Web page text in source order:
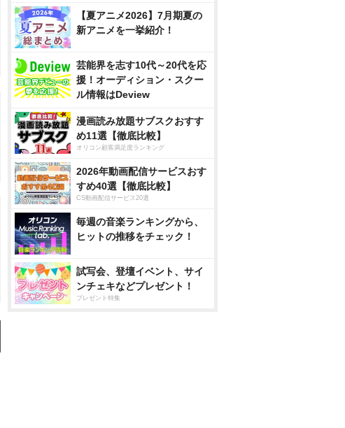
【夏アニメ2026】7月期夏の
新アニメを一挙紹介！
芸能界を志す10代～20代を応
援！オーディション・スクー
ル情報はDeview
漫画読み放題サブスクおすす
め11選【徹底比較】
オリコン顧客満足度ランキング
2026年動画配信サービスおす
すめ40選【徹底比較】
CS動画配信サービス20選
毎週の音楽ランキングから、
ヒットの推移をチェック！
試写会、登壇イベント、サイ
ンチェキなどプレゼント！
プレゼント特集